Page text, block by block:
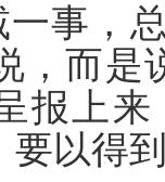
事，
，而是
报上
以得